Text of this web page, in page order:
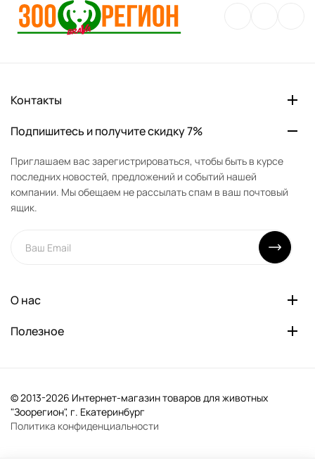
Контакты
Подпишитесь и получите скидку 7%
Приглашаем вас зарегистрироваться, чтобы быть в курсе
последних новостей, предложений и событий нашей
компании. Мы обещаем не рассылать спам в ваш почтовый
ящик.
О нас
Полезное
© 2013-2026 Интернет-магазин товаров для животных
"Зоорегион", г. Екатеринбург
Политика конфиденциальности